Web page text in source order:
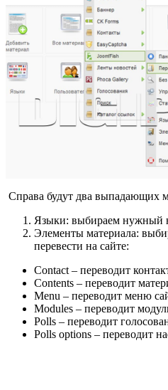
Справа будут два выпадающих
Языки: выбираем нужный
Элементы материала:
перевести на сайте:
Contact – переводит
Contents – переводит
Menu – переводит меню
Modules – переводит
Polls – переводит
Polls options – переводит